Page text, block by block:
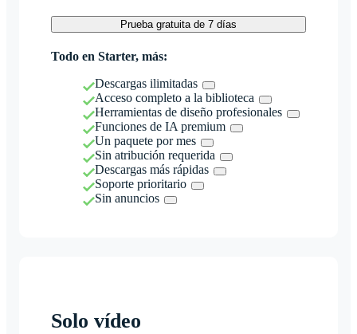
Prueba gratuita de 7 días
Todo en Starter, más:
Descargas ilimitadas
Acceso completo a la biblioteca
Herramientas de diseño profesionales
Funciones de IA premium
Un paquete por mes
Sin atribución requerida
Descargas más rápidas
Soporte prioritario
Sin anuncios
Solo vídeo